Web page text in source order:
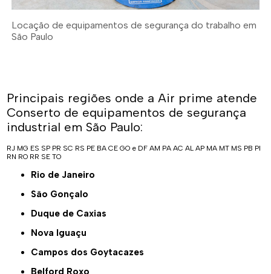
Locação de equipamentos de segurança do trabalho em
São Paulo
Principais regiões onde a Air prime atende
Conserto de equipamentos de segurança
industrial em São Paulo:
RJ MG ES SP PR SC RS PE BA CE GO e DF AM PA AC AL AP MA MT MS PB PI
RN RO RR SE TO
Rio de Janeiro
São Gonçalo
Duque de Caxias
Nova Iguaçu
Campos dos Goytacazes
Belford Roxo